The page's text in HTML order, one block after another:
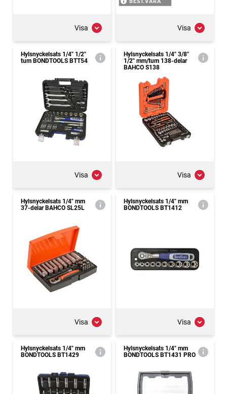
Visa
BEST.VARA
Visa
Hylsnyckelsats 1/4" 1/2"
tum BONDTOOLS BTT54
Visa
Hylsnyckelsats 1/4" 3/8"
1/2" mm/tum 138-delar
BAHCO S138
Visa
Hylsnyckelsats 1/4" mm
37-delar BAHCO SL25L
Visa
Hylsnyckelsats 1/4" mm
BONDTOOLS BT1412
Visa
Hylsnyckelsats 1/4" mm
BONDTOOLS BT1429
Hylsnyckelsats 1/4" mm
BONDTOOLS BT1431 PRO